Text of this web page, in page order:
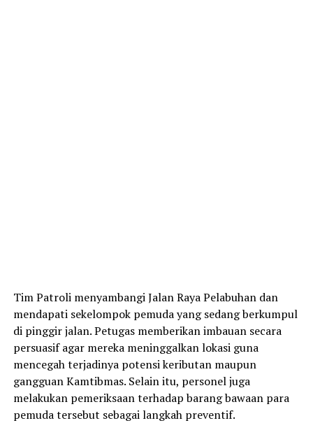
Tim Patroli menyambangi Jalan Raya Pelabuhan dan
mendapati sekelompok pemuda yang sedang berkumpul
di pinggir jalan. Petugas memberikan imbauan secara
persuasif agar mereka meninggalkan lokasi guna
mencegah terjadinya potensi keributan maupun
gangguan Kamtibmas. Selain itu, personel juga
melakukan pemeriksaan terhadap barang bawaan para
pemuda tersebut sebagai langkah preventif.